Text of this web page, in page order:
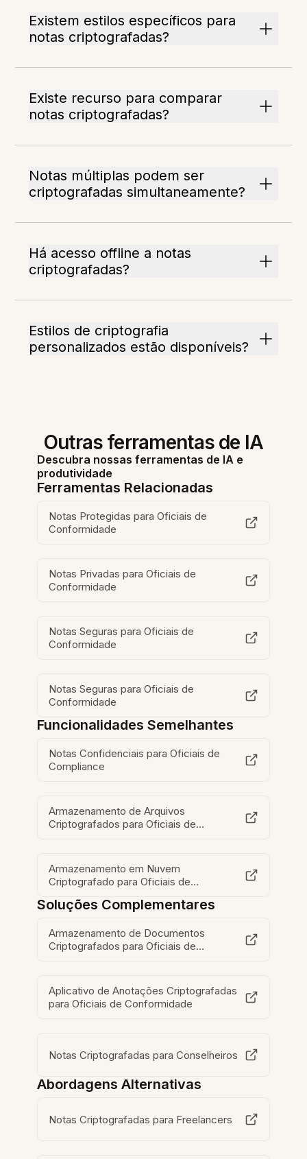
Existem estilos específicos para
notas criptografadas?
Existe recurso para comparar
notas criptografadas?
Notas múltiplas podem ser
criptografadas simultaneamente?
Há acesso offline a notas
criptografadas?
Estilos de criptografia
personalizados estão disponíveis?
Outras ferramentas de IA
Descubra nossas ferramentas de IA e
produtividade
Ferramentas Relacionadas
Notas Protegidas para Oficiais de
Conformidade
Notas Privadas para Oficiais de
Conformidade
Notas Seguras para Oficiais de
Conformidade
Notas Seguras para Oficiais de
Conformidade
Funcionalidades Semelhantes
Notas Confidenciais para Oficiais de
Compliance
Armazenamento de Arquivos
Criptografados para Oficiais de
Armazenamento em Nuvem
Criptografado para Oficiais de
Soluções Complementares
Armazenamento de Documentos
Criptografados para Oficiais de
Aplicativo de Anotações Criptografadas
para Oficiais de Conformidade
Notas Criptografadas para Conselheiros
Abordagens Alternativas
Notas Criptografadas para Freelancers